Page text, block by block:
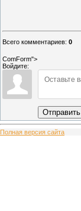
Всего комментариев: 0
ComForm">
Войдите:
Отправить
Полная версия сайта